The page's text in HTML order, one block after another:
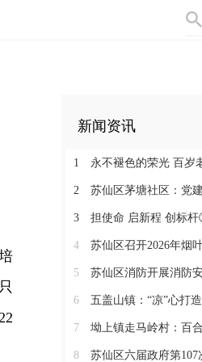
新闻资讯
1 永不褪色的荣光 百岁老兵熊济忠：岁
2 苏仙区茅塘社区：党建赋能红
3 担使命 启新程 创标杆② | 一体推进
4 苏仙区召开2026年烟
5 苏仙区消防开展消防安全百
6 五盖山镇：“凉”心打造 高山
7 坳上镇走马岭村：百合采收正
8 苏仙区六届政府第